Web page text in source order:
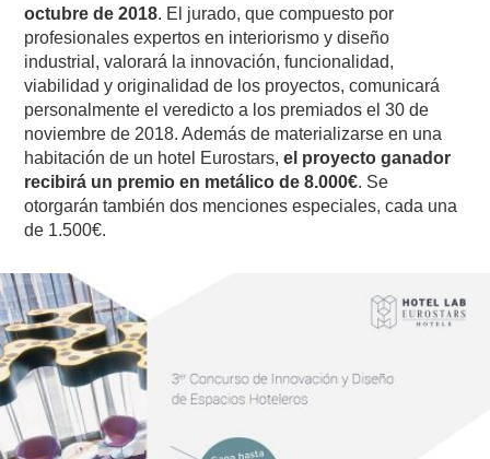
octubre de 2018. El jurado, que compuesto por
profesionales expertos en interiorismo y diseño
industrial, valorará la innovación, funcionalidad,
viabilidad y originalidad de los proyectos, comunicará
personalmente el veredicto a los premiados el 30 de
noviembre de 2018. Además de materializarse en una
habitación de un hotel Eurostars,el proyecto ganador
recibirá un premio en metálico de 8.000€. Se
otorgarán también dos menciones especiales, cada una
de 1.500€.